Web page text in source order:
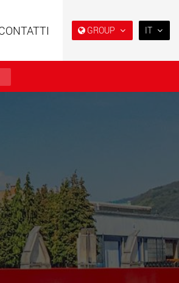
GROUP
Veicoli elettrici a batteria con
capacità di carico a partire
da 5 t
www.morello.eu.com
SPMT e veicoli industriali per
portate fino a 25.000 t e oltre
IT
PT(BR)